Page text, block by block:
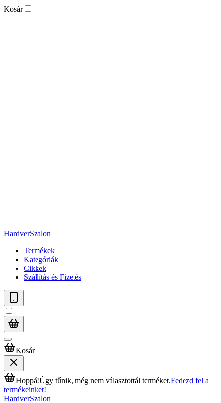
Kosár
HardverSzalon
Termékek
Kategóriák
Cikkek
Szállítás és Fizetés
Kosár
Hoppá!Úgy tűnik, még nem választottál terméket.Fedezd fel a
termékeinket!
HardverSzalon